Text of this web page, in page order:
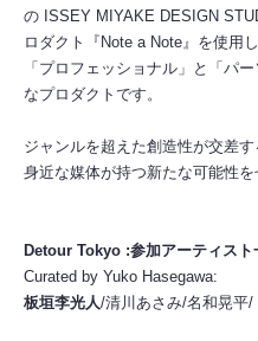
の ISSEY MIYAKE DESIGN
ロダクト『Note a Note』を使用
「プロフェッショナル」と「パ
なプロダクトです。
ジャンルを超えた創造性が交差
身近な媒体が持つ新たな可能性を
Detour Tokyo :参加アーティスト
Curated by Yuko Hasegawa:
板垣李光人/清川あさみ/名和晃平